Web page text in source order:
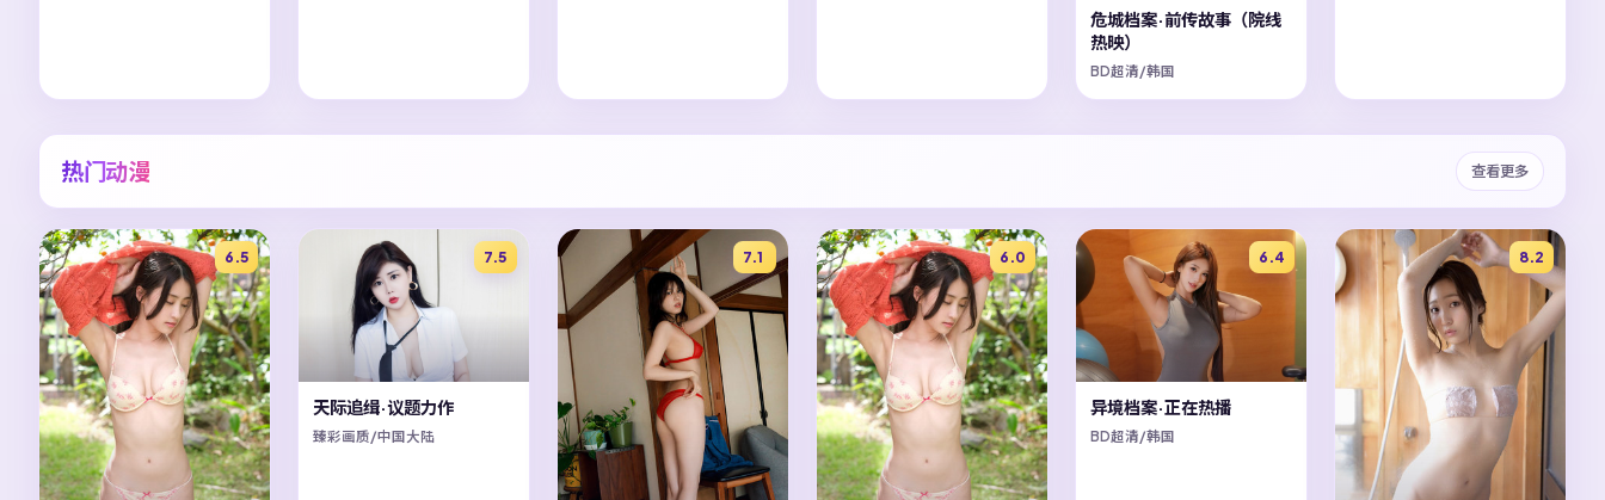
危城档案·前传故事（院线
热映）
BD超清/韩国
热门动漫 查看更多
6.5 7.5
天际追缉·议题力作
臻彩画质/中国大陆
7.1 6.0 6.4
异境档案·正在热播
BD超清/韩国
8.2